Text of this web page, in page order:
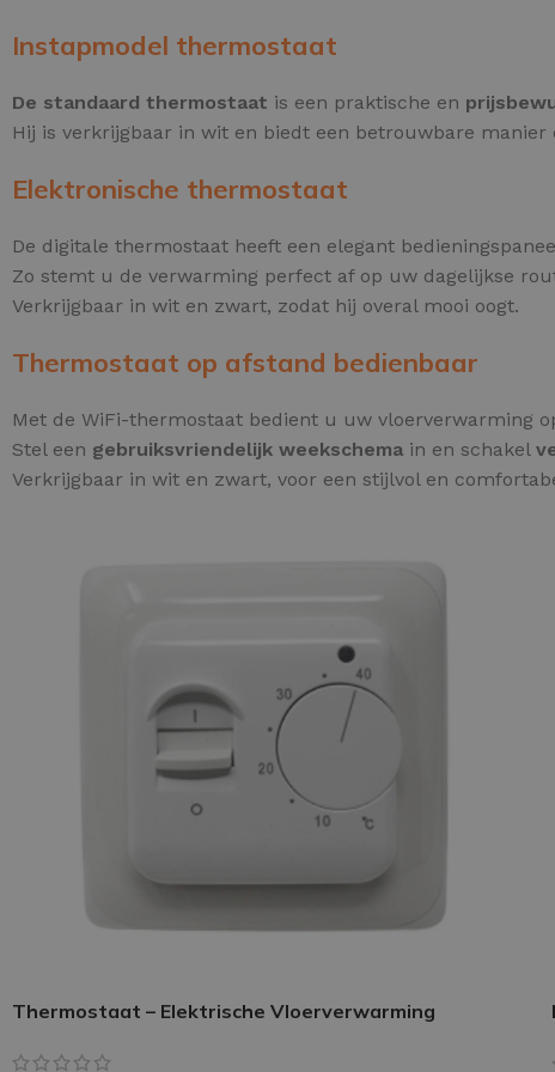
Instapmodel thermostaat
De standaard thermostaat is een praktische en
Hij is verkrijgbaar in wit en biedt een betrouwbare
Elektronische thermostaat
De digitale thermostaat heeft een elegant
Zo stemt u de verwarming perfect af op uw dagelijkse
Verkrijgbaar in wit en zwart, zodat hij overal mooi oogt.
Thermostaat op afstand bedienbaar
Met de WiFi-thermostaat bedient u uw vloerverwarming
Stel een gebruiksvriendelijk weekschema in en schakel
Verkrijgbaar in wit en zwart, voor een stijlvol en
Thermostaat – Elektrische Vloerverwarming